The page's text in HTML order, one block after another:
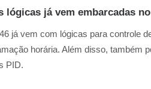
lógicas já vem embarcadas
já vem com lógicas para controle
horária. Além disso, também
PID.